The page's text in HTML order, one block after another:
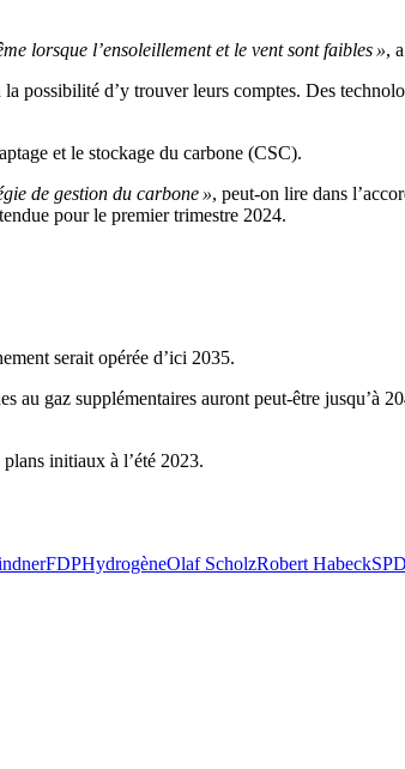
lorsque l’ensoleillement et le vent sont faibles »,
possibilité d’y trouver leurs comptes. Des
et le stockage du carbone (CSC).
de gestion du carbone », peut-on lire dans
pour le premier trimestre 2024.
serait opérée d’ici 2035.
gaz supplémentaires auront peut-être jusqu’à
initiaux à l’été 2023.
FDPHydrogèneOlaf ScholzRobert HabeckSPD